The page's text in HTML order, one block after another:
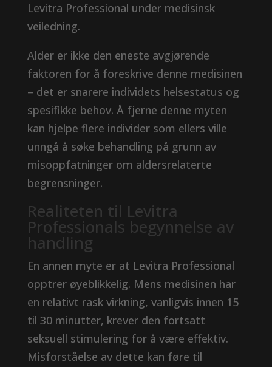
Levitra Professional under medisinsk
veiledning.
Alder er ikke den eneste avgjørende
faktoren for å foreskrive denne medisinen
– det er snarere individets helsestatus og
spesifikke behov. Å fjerne denne myten
kan hjelpe flere individer som ellers ville
unngå å søke behandling på grunn av
misoppfatninger om aldersrelaterte
begrensninger.
Realiteten til Levitra
Professionals begynnelse av
handling
En annen myte er at Levitra Professional
opptrer øyeblikkelig. Mens medisinen har
en relativt rask virkning, vanligvis innen 15
til 30 minutter, krever den fortsatt
seksuell stimulering for å være effektiv.
Misforståelse av dette kan føre til